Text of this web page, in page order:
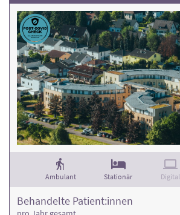
Ambulant Stationär Digital
Behandelte Patient:innen